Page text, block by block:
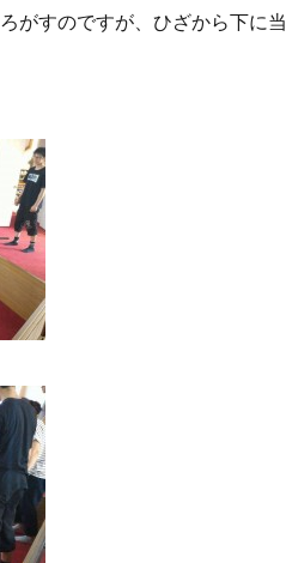
がすのですが、ひざから下に当